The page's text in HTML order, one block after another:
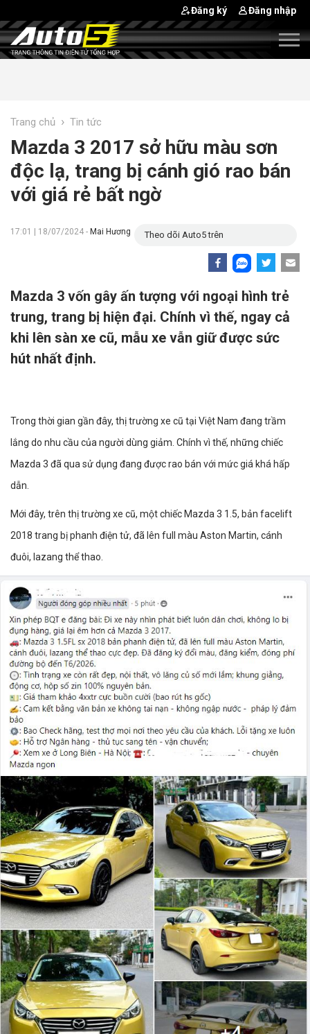
Đăng ký Đăng nhập
Trang chủ › Tin tức
Mazda 3 2017 sở hữu màu sơn
độc lạ, trang bị cánh gió rao bán
với giá rẻ bất ngờ
17:01 | 18/07/2024 - Mai Hương Theo dõi Auto5 trên
Mazda 3 vốn gây ấn tượng với ngoại hình trẻ
trung, trang bị hiện đại. Chính vì thế, ngay cả
khi lên sàn xe cũ, mẫu xe vẫn giữ được sức
hút nhất định.
Trong thời gian gần đây, thị trường xe cũ tại Việt Nam đang trầm
lắng do nhu cầu của người dùng giảm. Chính vì thế, những chiếc
Mazda 3 đã qua sử dụng đang được rao bán với mức giá khá hấp
dẫn.
Mới đây, trên thị trường xe cũ, một chiếc Mazda 3 1.5, bản facelift
2018 trang bị phanh điện tử, đã lên full màu Aston Martin, cánh
đuôi, lazang thể thao.